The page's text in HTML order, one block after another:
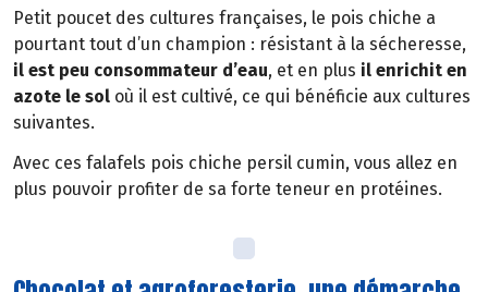
Petit poucet des cultures françaises, le pois chiche a
pourtant tout d’un champion : résistant à la sécheresse,
il est peu consommateur d’eau, et en plus il enrichit en
azote le sol où il est cultivé, ce qui bénéficie aux cultures
suivantes.
Avec ces falafels pois chiche persil cumin, vous allez en
plus pouvoir profiter de sa forte teneur en protéines.